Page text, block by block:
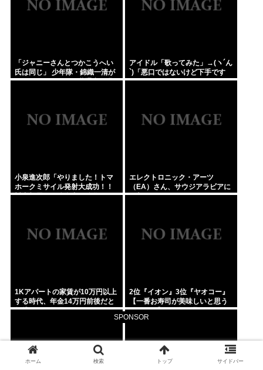
SPONSOR
「ジャニーさんとつかこうへい
氏は同じ」 少年隊・錦織一清が
明かすレジェンドの共通点と我
アイドル「歌ってみた」→(ヽ´ん
`)「悪口ではないけど下手です
ね」
小泉進次郎「やりました！トマ
ホークミサイル発射大成功！！
対中朝露への防衛力を強化して
エレクトロニック・アーツ
（EA）さん、サウジアラビアに
買収されてしまう。これはハラ
1Kアパートの家賃が10万円以上
する時代、年金14万円前後だと
賃貸の人は無理じゃね？
2位『イオン』3位『ヤオコー』
【一番お寿司が美味しいと思う
スーパー】300名が選ぶ1位に
ホーム 検索 トップ サイドバー